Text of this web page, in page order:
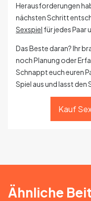
Herausforderungen
nächsten Schritt
Sexspiel für jedes Paar
Das Beste daran? Ihr
noch Planung oder
Schnappt euch euren
Spiel aus und lasst den
Kauf
Ähnliche